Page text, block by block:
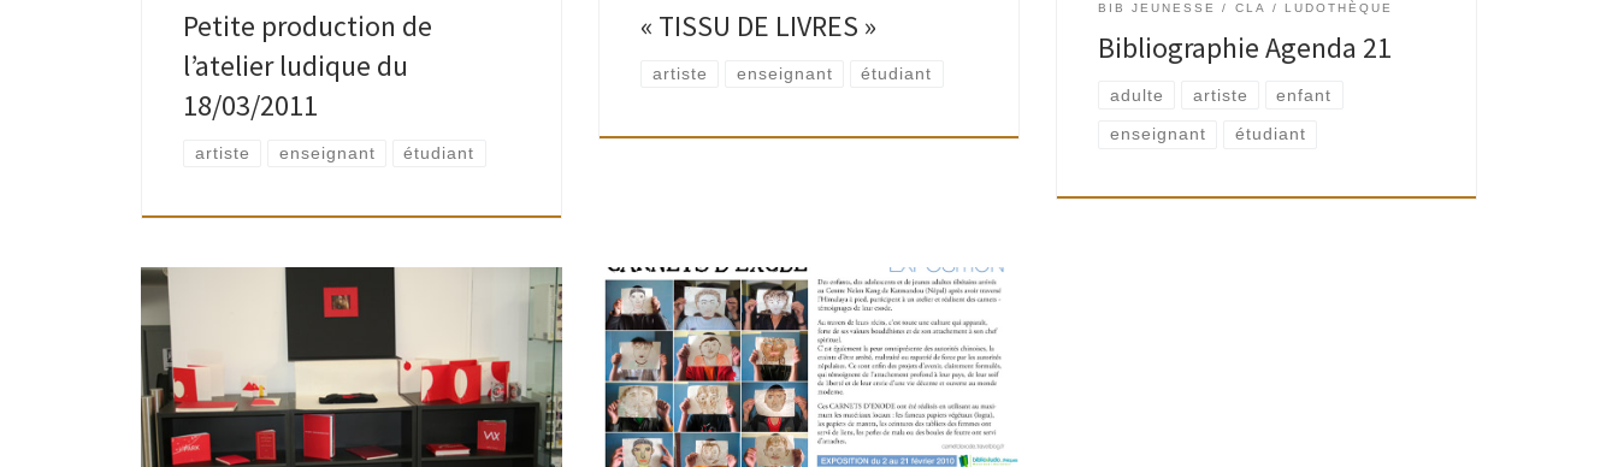
Petite production de
l’atelier ludique du
18/03/2011
artiste enseignant étudiant
« TISSU DE LIVRES »
artiste enseignant étudiant
BIB JEUNESSE
CLA LUDOTHÈQUE
Bibliographie Agenda 21
adulte artiste enfant
enseignant étudiant
Saviez-vous qu’il existe un espace réservé aux
livres d’artistes juste derrière le comptoir de la
bibliothèque adultes de l’Espace Paul Delvaux ?
Qu’une belle collection, d’environ 800 livres, se
trouve […]
Une rencontre « CARNETS » – Mardi 26 janvier –
17h30-18h30 Pour découvrir les livres singuliers,
explorer la matière personnelle et particulière
des livres d’artistes. Carnets de bord, de bal, […]